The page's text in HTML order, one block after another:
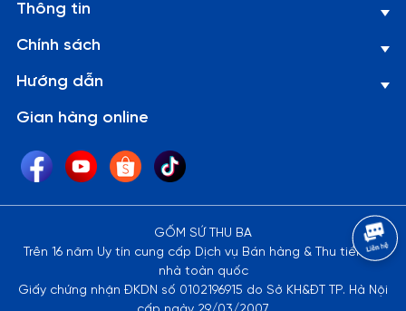
Thông tin
Chính sách
Hướng dẫn
Gian hàng online
GỐM SỨ THU BA
Trên 16 năm Uy tín cung cấp Dịch vụ Bán hàng & Thu tiền tại
nhà toàn quốc
Giấy chứng nhận ĐKDN số 0102196915 do Sở KH&ĐT TP. Hà Nội